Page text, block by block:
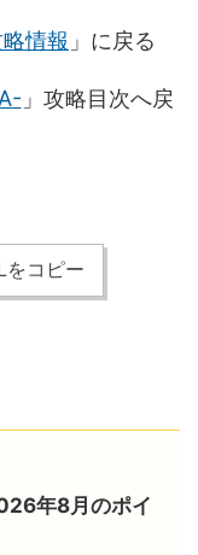
情報 」に戻る
」攻略目次へ戻
をコピー
年8月のポイ